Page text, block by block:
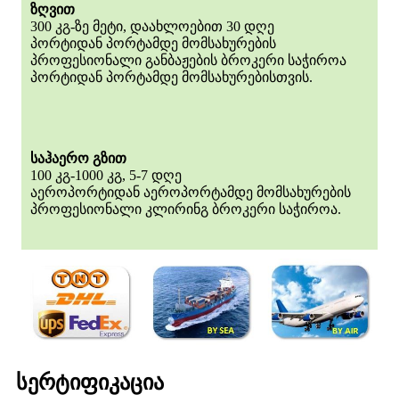
ზღვით
300 კგ-ზე მეტი, დაახლოებით 30 დღე
პორტიდან პორტამდე მომსახურების
პროფესიონალი განბაჟების ბროკერი საჭიროა
პორტიდან პორტამდე მომსახურებისთვის.
საჰაერო გზით
100 კგ-1000 კგ, 5-7 დღე
აეროპორტიდან აეროპორტამდე მომსახურების
პროფესიონალი კლირინგ ბროკერი საჭიროა.
სერტიფიკაცია